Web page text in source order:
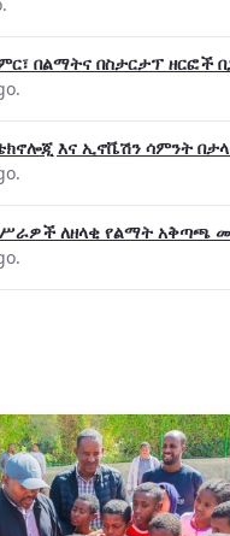
በልማትና በስታርታፕ ዘርፎች
ቴክኖሎጂ እና ኢኖቬሽን ሳምንት
ሥራዎች ለዘላቂ የልማት